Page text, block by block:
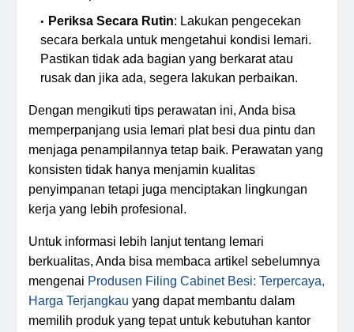
Periksa Secara Rutin: Lakukan pengecekan
secara berkala untuk mengetahui kondisi lemari.
Pastikan tidak ada bagian yang berkarat atau
rusak dan jika ada, segera lakukan perbaikan.
Dengan mengikuti tips perawatan ini, Anda bisa
memperpanjang usia lemari plat besi dua pintu dan
menjaga penampilannya tetap baik. Perawatan yang
konsisten tidak hanya menjamin kualitas
penyimpanan tetapi juga menciptakan lingkungan
kerja yang lebih profesional.
Untuk informasi lebih lanjut tentang lemari
berkualitas, Anda bisa membaca artikel sebelumnya
mengenai Produsen Filing Cabinet Besi: Terpercaya,
Harga Terjangkau yang dapat membantu dalam
memilih produk yang tepat untuk kebutuhan kantor